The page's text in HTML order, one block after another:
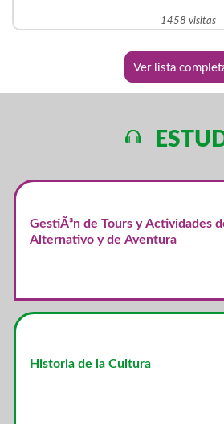
1458 visitas
Ver lista
GestiÃ³n de Tours y Actividades
Alternativo y de Aventura
Historia de la Cultura